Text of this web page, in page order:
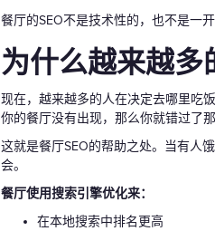
餐厅的SEO不是技术性的，也不是一
为什么越来越多
现在，越来越多的人在决定去哪里吃
你的餐厅没有出现，那么你就错过了那
这就是餐厅SEO的帮助之处。当有人
会。
餐厅使用搜索引擎优化来：
在本地搜索中排名更高